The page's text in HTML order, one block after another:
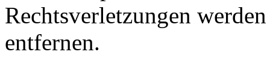
Rechtsverletzungen
entfernen.